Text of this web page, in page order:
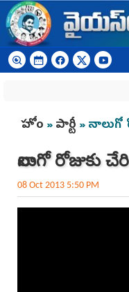
Skip to main content
You are here
హోం »పార్టీ » నాలుగో
నాలుగో రోజుకు
08 Oct 2013 5:50 PM